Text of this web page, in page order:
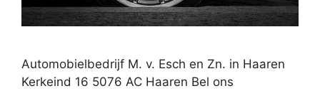
Automobielbedrijf M. v. Esch en Zn. in Haaren
Kerkeind 16 5076 AC Haaren Bel ons